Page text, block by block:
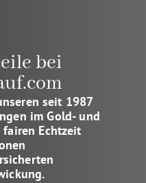
bei
seit 1987
im Gold- und
Echtzeit